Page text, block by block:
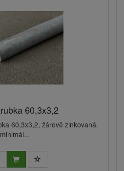
60,3x3,2
60,3x3,2, žárově zinkovaná.
minimál...